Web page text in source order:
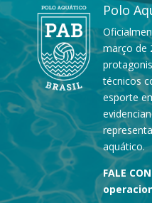
Polo
março de
técnicos
esporte
aquático.
FALE